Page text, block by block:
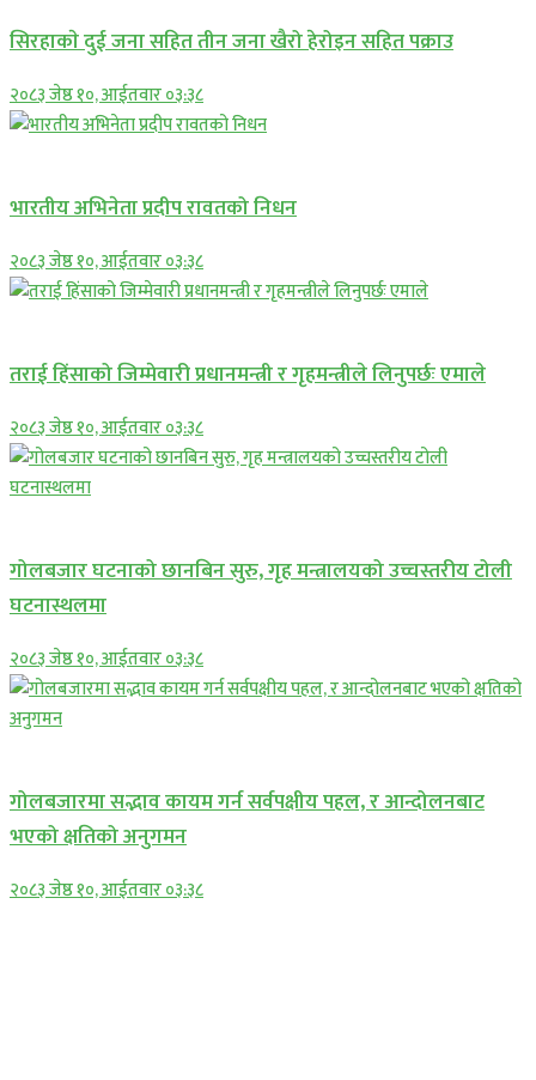
सिरहाकाे दुई जना सहित तीन जना खैरो हेरोइन सहित पक्राउ
२०८३ जेष्ठ १०, आईतवार ०३:३८
भारतीय अभिनेता प्रदीप रावतको निधन
२०८३ जेष्ठ १०, आईतवार ०३:३८
तराई हिंसाको जिम्मेवारी प्रधानमन्त्री र गृहमन्त्रीले लिनुपर्छः एमाले
२०८३ जेष्ठ १०, आईतवार ०३:३८
गोलबजार घटनाको छानबिन सुरु, गृह मन्त्रालयको उच्चस्तरीय टोली
घटनास्थलमा
२०८३ जेष्ठ १०, आईतवार ०३:३८
गोलबजारमा सद्भाव कायम गर्न सर्वपक्षीय पहल, र आन्दोलनबाट
भएको क्षतिको अनुगमन
२०८३ जेष्ठ १०, आईतवार ०३:३८